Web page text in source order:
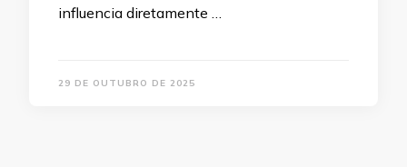
influencia diretamente …
29 DE OUTUBRO DE 2025